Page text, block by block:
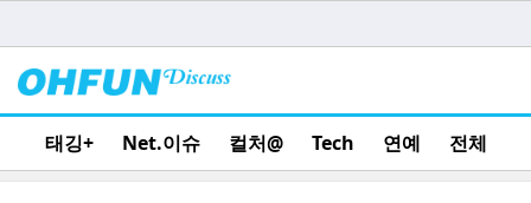
태깅+ Net.이슈 컬처@ Tech 연예 전체